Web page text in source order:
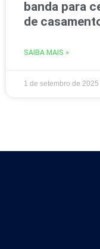
banda para
de
SAIBA MAIS »
1 de setembro de 2025